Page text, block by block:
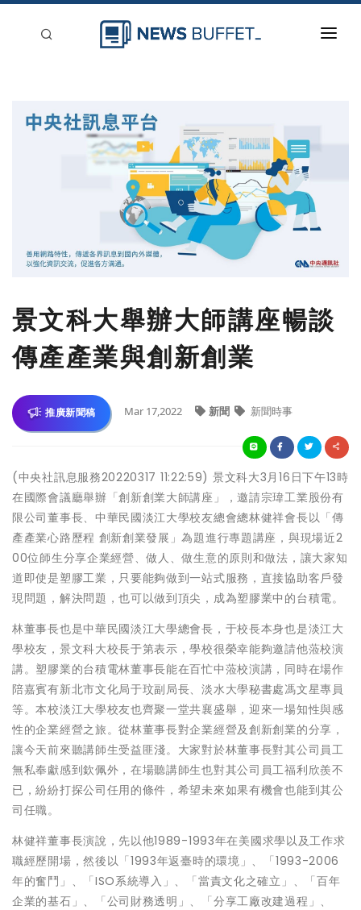
景文科大舉辦大師講座暢談
傳產產業與創新創業
推廣新聞稿 Mar 17,2022 新聞 新聞時事
(中央社訊息服務20220317 11:22:59) 景文科大3月16日下午13時
在國際會議廳舉辦「創新創業大師講座」，邀請宗瑋工業股份有
限公司董事長、中華民國淡江大學校友總會總林健祥會長以「傳
產產業心路歷程 創新創業發展」為題進行專題講座，與現場近2
00位師生分享企業經營、做人、做生意的原則和做法，讓大家知
道即使是塑膠工業，只要能夠做到一站式服務，直接協助客戶發
現問題，解決問題，也可以做到頂尖，成為塑膠業中的台積電。
林董事長也是中華民國淡江大學總會長，于校長本身也是淡江大
學校友，景文科大校長于第表示，學校很榮幸能夠邀請他蒞校演
講。塑膠業的台積電林董事長能在百忙中蒞校演講，同時在場作
陪嘉賓有新北市文化局于玟副局長、淡水大學秘書處馮文星專員
等。本校淡江大學校友也齊聚一堂共襄盛舉，迎來一場知性與感
性的企業經營之旅。從林董事長對企業經營及創新創業的分享，
讓今天前來聽講師生受益匪淺。大家對於林董事長對其公司員工
無私奉獻感到欽佩外，在場聽講師生也對其公司員工福利欣羨不
已，紛紛打探公司任用的條件，希望未來如果有機會也能到其公
司任職。
林健祥董事長演說，先以他1989-1993年在美國求學以及工作求
職經歷開場，然後以「1993年返臺時的環境」、「1993-2006
年的奮鬥」、「ISO系統導入」、「當責文化之確立」、「百年
企業的基石」、「公司財務透明」、「分享工廠改建過程」、